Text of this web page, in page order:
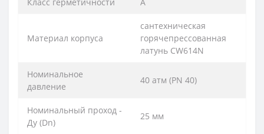
Материал корпуса
сантехническая
горячепрессованная
латунь CW614N
Номинальное
давление
40 атм (PN 40)
Номинальный проход -
Ду (Dn)
25 мм